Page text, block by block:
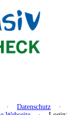
· Datenschutz ·